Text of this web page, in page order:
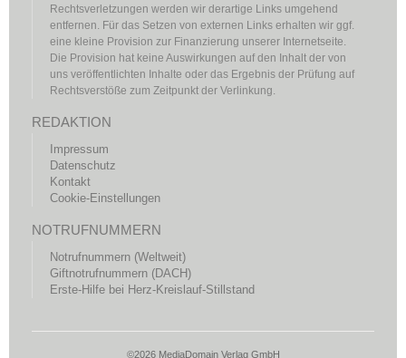
Rechtsverletzungen werden wir derartige Links umgehend
entfernen. Für das Setzen von externen Links erhalten wir ggf.
eine kleine Provision zur Finanzierung unserer Internetseite.
Die Provision hat keine Auswirkungen auf den Inhalt der von
uns veröffentlichten Inhalte oder das Ergebnis der Prüfung auf
Rechtsverstöße zum Zeitpunkt der Verlinkung.
REDAKTION
Impressum
Datenschutz
Kontakt
Cookie-Einstellungen
NOTRUFNUMMERN
Notrufnummern (Weltweit)
Giftnotrufnummern (DACH)
Erste-Hilfe bei Herz-Kreislauf-Stillstand
©2026 MediaDomain Verlag GmbH